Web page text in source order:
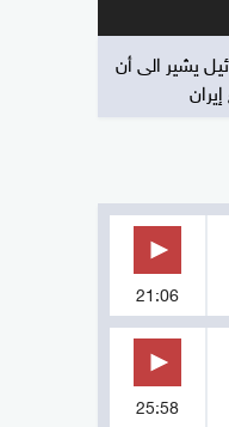
يشير الى أن
21:06
25:58